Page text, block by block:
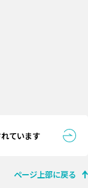
ています
ページ上部に戻る